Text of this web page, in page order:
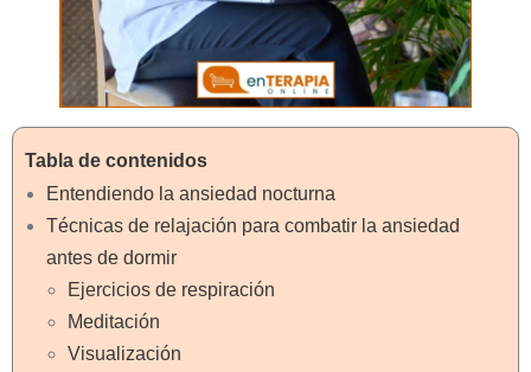
Tabla de contenidos
Entendiendo la ansiedad nocturna
Técnicas de relajación para combatir la ansiedad
antes de dormir
Ejercicios de respiración
Meditación
Visualización